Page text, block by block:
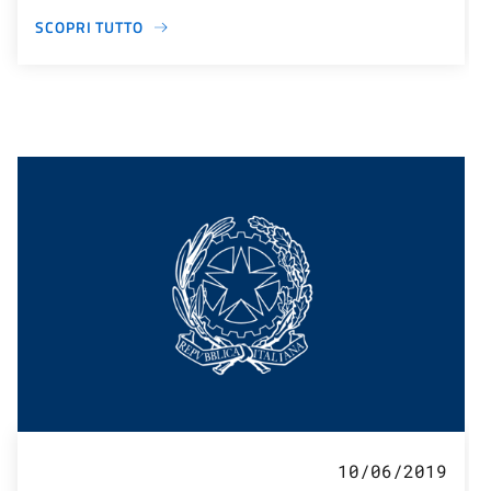
SCOPRI TUTTO
10/06/2019